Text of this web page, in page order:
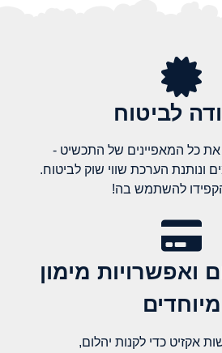
לביטוח
כל המאפיינים של התכשיט -
ונותנת הערכת שווי שוק לביטוח.
להשתמש בה!
ואפשרויות מימון
מיוחדים
אקזיט כדי לקנות יהלום,